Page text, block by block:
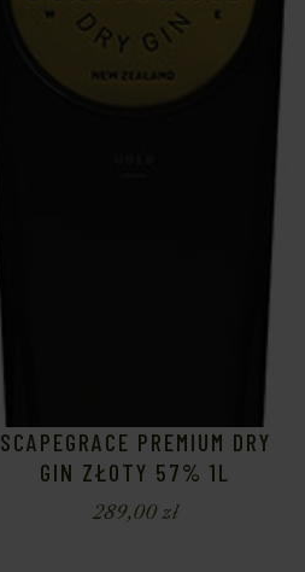
SCAPEGRACE PREMIUM DRY
GIN ZŁOTY 57% 1L
289,00zł